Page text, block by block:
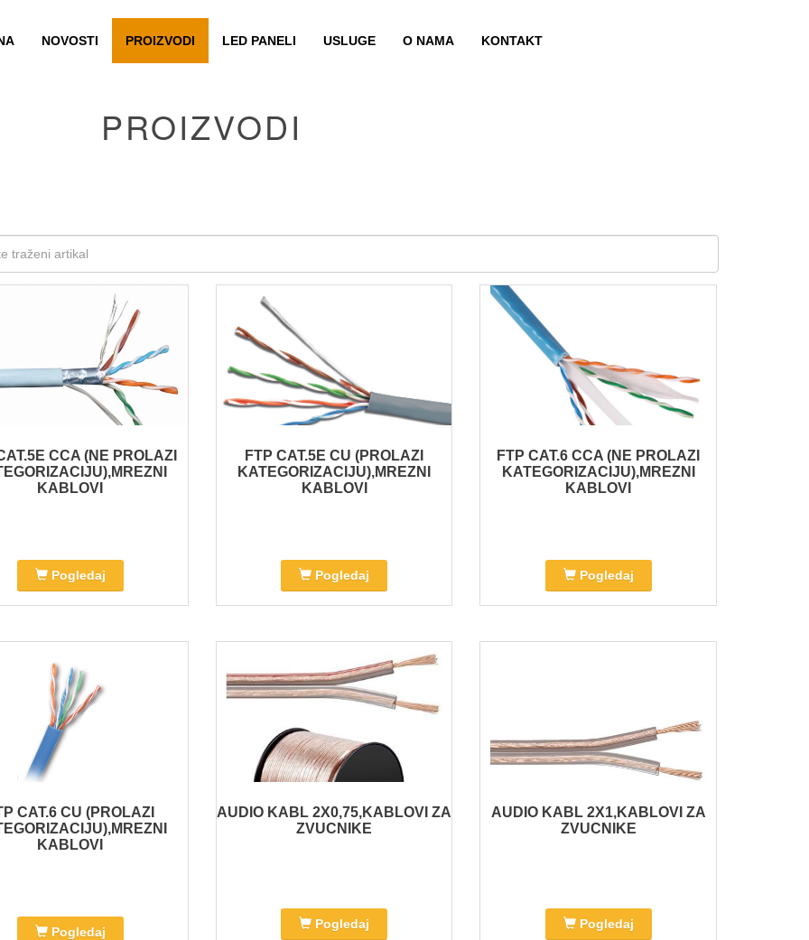
NOVOSTI PROIZVODI LED PANELI USLUGE O NAMA KONTAKT
PROIZVODI
CCA (NE PROLAZI
KABLOVI
Pogledaj
FTP CAT.5E CU (PROLAZI
KATEGORIZACIJU),MREZNI
KABLOVI
Pogledaj
FTP CAT.6 CCA (NE PROLAZI
KATEGORIZACIJU),MREZNI
KABLOVI
Pogledaj
CAT.6 CU (PROLAZI
KABLOVI
Pogledaj
AUDIO KABL 2X0,75,KABLOVI ZA
ZVUCNIKE
Pogledaj
AUDIO KABL 2X1,KABLOVI ZA
ZVUCNIKE
Pogledaj